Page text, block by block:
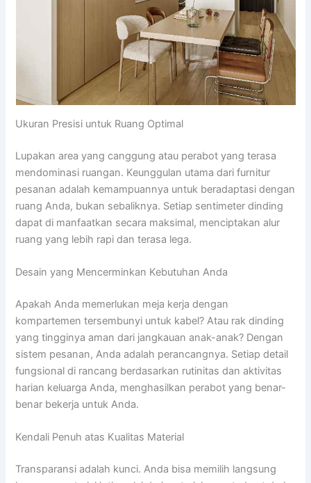
Ukuran Presisi untuk Ruang Optimal
Lupakan area yang canggung atau perabot yang terasa
mendominasi ruangan. Keunggulan utama dari furnitur
pesanan adalah kemampuannya untuk beradaptasi dengan
ruang Anda, bukan sebaliknya. Setiap sentimeter dinding
dapat di manfaatkan secara maksimal, menciptakan alur
ruang yang lebih rapi dan terasa lega.
Desain yang Mencerminkan Kebutuhan Anda
Apakah Anda memerlukan meja kerja dengan
kompartemen tersembunyi untuk kabel? Atau rak dinding
yang tingginya aman dari jangkauan anak-anak? Dengan
sistem pesanan, Anda adalah perancangnya. Setiap detail
fungsional di rancang berdasarkan rutinitas dan aktivitas
harian keluarga Anda, menghasilkan perabot yang benar-
benar bekerja untuk Anda.
Kendali Penuh atas Kualitas Material
Transparansi adalah kunci. Anda bisa memilih langsung